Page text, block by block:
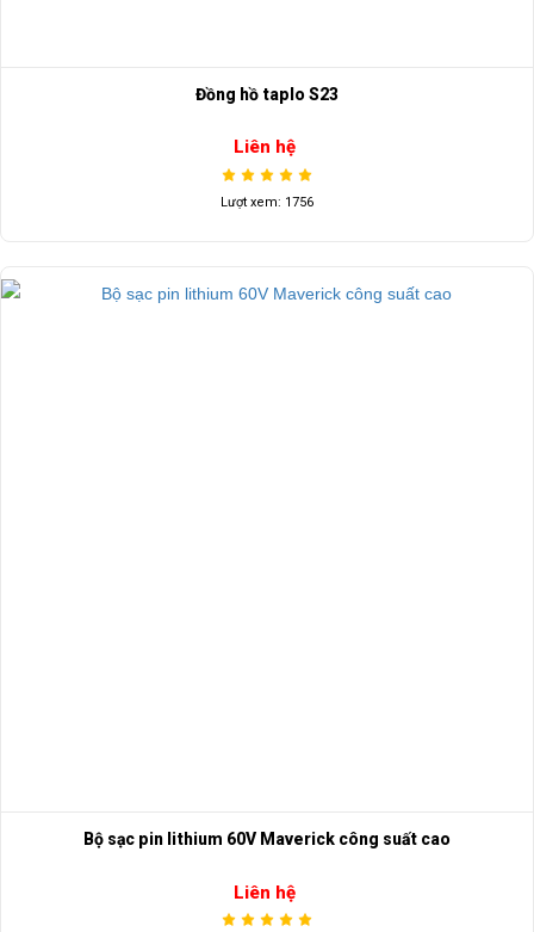
Đồng hồ taplo S23
Liên hệ
Lượt xem: 1756
Bộ sạc pin lithium 60V Maverick công suất cao
Liên hệ